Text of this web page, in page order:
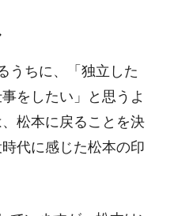
うちに、「独立した
をしたい」と思うよ
松本に戻ることを決
代に感じた松本の印